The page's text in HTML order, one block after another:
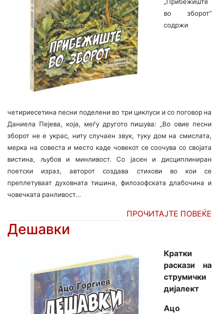
во зборот“
содржи
четириесетина песни поделени во три циклуси и со поговор на
Даниела Пејева, која, меѓу другото пишува: „Во овие песни
зборот не е украс, ниту случаен звук, туку дом на смислата,
мерка на совеста и место каде човекот се соочува со својата
вистина, љубов и минливост. Со јасен и дисциплиниран
поетски израз, авторот создава стихови во кои се
преплетуваат духовната тишина, филозофската длабочина и
човечката ранливост...
ПРОЧИТАЈТЕ ПОВЕЌЕ
Дешавки
Кратки
раскази на
струмички
дијалект
Ацо